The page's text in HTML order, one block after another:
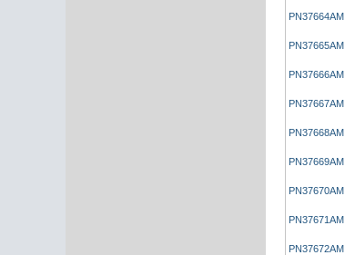
PN37664AM
PN37665AM
PN37666AM
PN37667AM
PN37668AM
PN37669AM
PN37670AM
PN37671AM
PN37672AM